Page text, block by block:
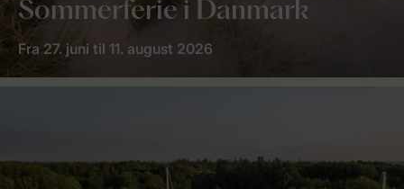
Sommerferie i Danmark
Fra 27. juni til 11. august 2026